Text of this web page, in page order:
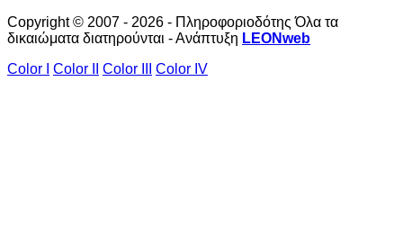
Copyright © 2007 - 2026 - Πληροφοριοδότης Όλα τα
δικαιώματα διατηρούνται - Ανάπτυξη LEONweb
Color I
Color II Color III Color IV